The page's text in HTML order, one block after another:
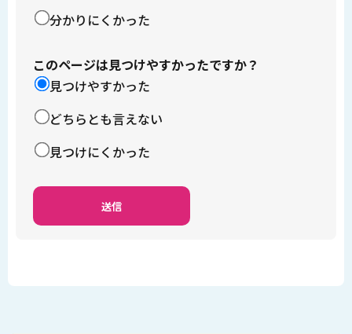
分かりにくかった
このページは見つけやすかったですか？
見つけやすかった
どちらとも言えない
見つけにくかった